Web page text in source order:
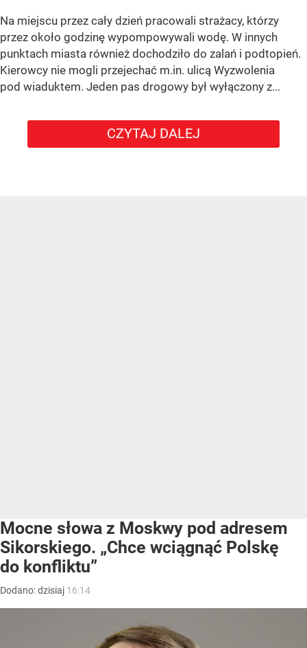
Na miejscu przez cały dzień pracowali strażacy, którzy
przez około godzinę wypompowywali wodę. W innych
punktach miasta również dochodziło do zalań i podtopień.
Kierowcy nie mogli przejechać m.in. ulicą Wyzwolenia
pod wiaduktem. Jeden pas drogowy był wyłączony z...
CZYTAJ DALEJ
Mocne słowa z Moskwy pod adresem
Sikorskiego. „Chce wciągnąć Polskę
do konfliktu”
Dodano:dzisiaj 16:14